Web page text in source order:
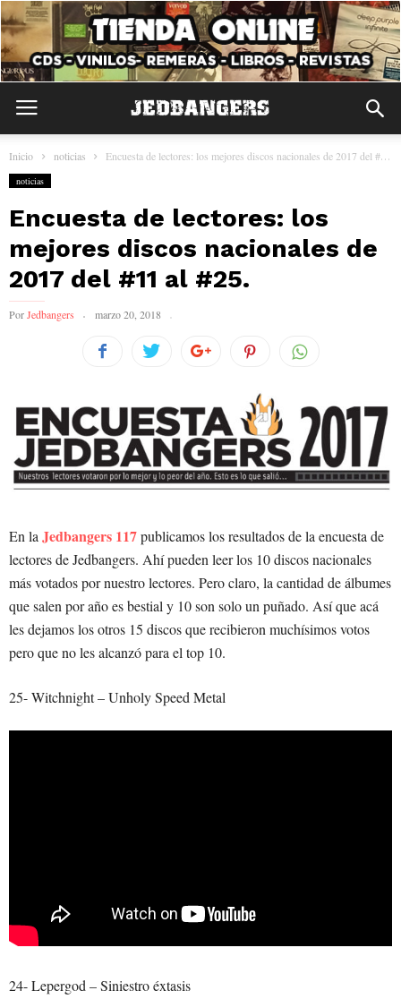
Inicio noticias Encuesta de lectores: los mejores discos nacionales de 2017 del #11 al...
noticias
Encuesta de lectores: los
mejores discos nacionales de
2017 del #11 al #25.
PorJedbangers marzo 20, 2018
En la Jedbangers 117publicamos los resultados de la encuesta de
lectores de Jedbangers. Ahí pueden leer los 10 discos nacionales
más votados por nuestro lectores. Pero claro, la cantidad de álbumes
que salen por año es bestial y 10 son solo un puñado. Así que acá
les dejamos los otros 15 discos que recibieron muchísimos votos
pero que no les alcanzó para el top 10.
25- Witchnight – Unholy Speed Metal
24- Lepergod – Siniestro éxtasis